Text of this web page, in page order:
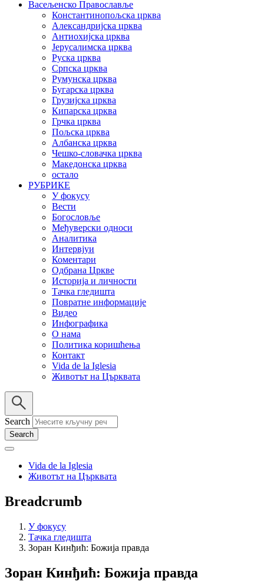
Васељенско Православље
Константинопољска црква
Александријска црква
Антиохијска црква
Јерусалимска црква
Руска црква
Српска црква
Румунска црква
Бугарска црква
Грузијска црква
Кипарска црква
Грчка црква
Пољска црква
Албанска црква
Чешко-словачка црква
Македонска црква
остало
РУБРИКЕ
У фокусу
Вести
Богословље
Међуверски односи
Аналитика
Интервјуи
Коментари
Одбрана Цркве
Историја и личности
Тачка гледишта
Повратне информације
Видео
Инфографика
О нама
Политика коришћења
Контакт
Vida de la Iglesia
Животът на Църквата
Search
Vida de la Iglesia
Животът на Църквата
Breadcrumb
У фокусу
Тачка гледишта
Зоран Кинђић: Божија правда
Зоран Кинђић: Божија правда